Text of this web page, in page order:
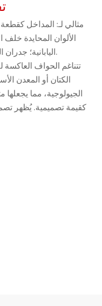
مثالي لـ: المداخل
الألوان المحايدة خلف
اليابانية؛ جدران المعارض التي تحتاج إلى لمسة طبيعية.
تتناغم الحواف العاكسة
الكتان أو المعدن
الجيولوجية، مما
كقيمة تصميمية. يُظهر